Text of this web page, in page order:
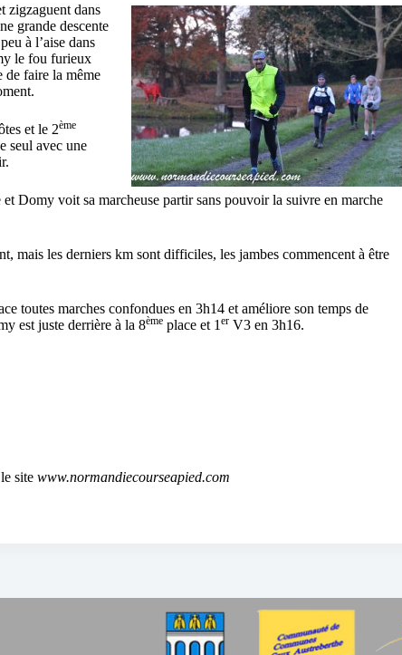
zigzaguent dans
grande descente
à l’aise dans
le fou furieux
de faire la même
et le 2ème
seul avec une
Domy voit sa marcheuse partir sans pouvoir la suivre en marche
mais les derniers km sont difficiles, les jambes commencent à être
toutes marches confondues en 3h14 et améliore son temps de
est juste derrière à la 8ème place et 1 er V3 en 3h16.
site www.normandiecourseapied.com